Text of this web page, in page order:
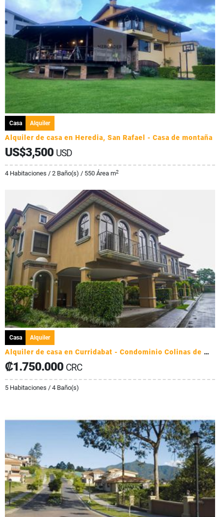
Casa Alquiler
Alquiler de casa en Heredia, San Rafael - Casa de montaña
US$3,500 USD
4 Habitaciones / 2 Baño(s) / 550 Área m2
Casa Alquiler
Alquiler de casa en Curridabat - Condominio Colinas de Montealegre
₡1.750.000 CRC
5 Habitaciones / 4 Baño(s)